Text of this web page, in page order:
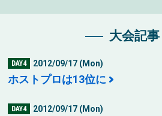
大会記事
DAY4 2012/09/17 (Mon)
ホストプロは13位に
DAY4 2012/09/17 (Mon)